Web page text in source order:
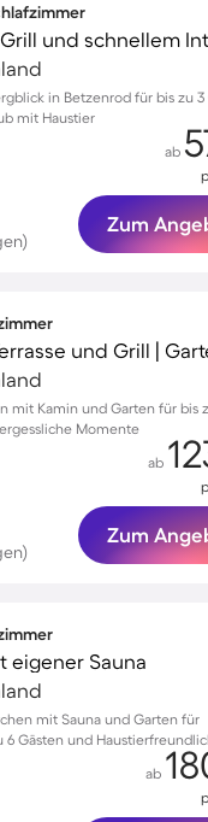
in Betzenrod für bis zu 3
mit Haustier
ab
Zum
mit Kamin und Garten für bis
Momente
ab
Zum
eigener Sauna
mit Sauna und Garten für
Gästen und
ab